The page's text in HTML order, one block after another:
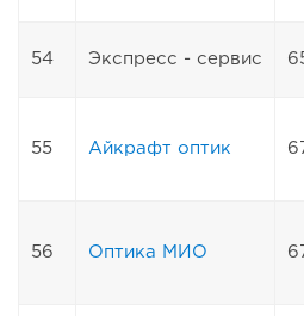
54 Экспресс - сервис
55 Айкрафт оптик
56 Оптика МИО